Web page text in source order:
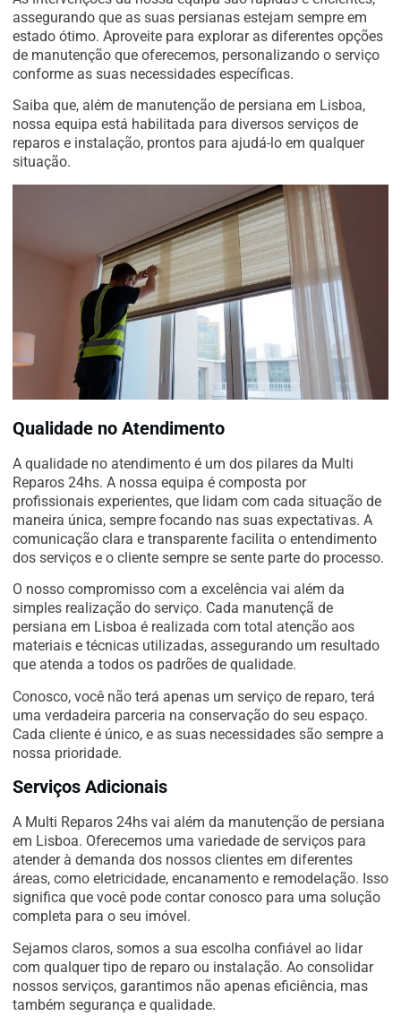
assegurando que as suas persianas estejam sempre em
estado ótimo. Aproveite para explorar as diferentes opções
de manutenção que oferecemos, personalizando o serviço
conforme as suas necessidades específicas.
Saiba que, além de manutenção de persiana em Lisboa,
nossa equipa está habilitada para diversos serviços de
reparos e instalação, prontos para ajudá-lo em qualquer
situação.
Qualidade no Atendimento
A qualidade no atendimento é um dos pilares da Multi
Reparos 24hs. A nossa equipa é composta por
profissionais experientes, que lidam com cada situação de
maneira única, sempre focando nas suas expectativas. A
comunicação clara e transparente facilita o entendimento
dos serviços e o cliente sempre se sente parte do processo.
O nosso compromisso com a excelência vai além da
simples realização do serviço. Cada manutençã de
persiana em Lisboa é realizada com total atenção aos
materiais e técnicas utilizadas, assegurando um resultado
que atenda a todos os padrões de qualidade.
Conosco, você não terá apenas um serviço de reparo, terá
uma verdadeira parceria na conservação do seu espaço.
Cada cliente é único, e as suas necessidades são sempre a
nossa prioridade.
Serviços Adicionais
A Multi Reparos 24hs vai além da manutenção de persiana
em Lisboa. Oferecemos uma variedade de serviços para
atender à demanda dos nossos clientes em diferentes
áreas, como eletricidade, encanamento e remodelação. Isso
significa que você pode contar conosco para uma solução
completa para o seu imóvel.
Sejamos claros, somos a sua escolha confiável ao lidar
com qualquer tipo de reparo ou instalação. Ao consolidar
nossos serviços, garantimos não apenas eficiência, mas
também segurança e qualidade.